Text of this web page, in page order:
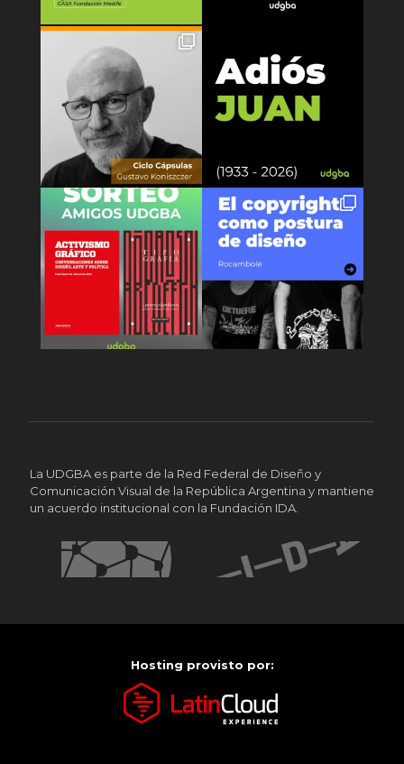
La UDGBA es parte de la Red Federal de Diseño y
Comunicación Visual de la República Argentina y mantiene
un acuerdo institucional con la Fundación IDA.
Hosting provisto por: